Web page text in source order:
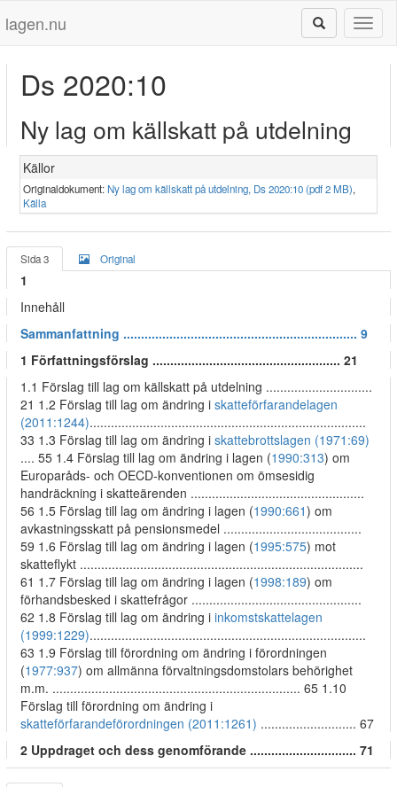
lagen.nu
Ds 2020:10
Ny lag om källskatt på utdelning
Källor
Originaldokument:Ny lag om källskatt på utdelning, Ds 2020:10 (pdf 2 MB),
Källa
Sida 3 Original
1
Innehåll
Sammanfattning .................................................................. 9
1 Författningsförslag ..................................................... 21
1.1 Förslag till lag om källskatt på utdelning ..............................
21 1.2 Förslag till lag om ändring i skatteförfarandelagen
(2011:1244)..............................................................................
33 1.3 Förslag till lag om ändring i skattebrottslagen (1971:69)
.... 55 1.4 Förslag till lag om ändring i lagen (1990:313) om
Europaråds- och OECD-konventionen om ömsesidig
handräckning i skatteärenden .................................................
56 1.5 Förslag till lag om ändring i lagen (1990:661) om
avkastningsskatt på pensionsmedel .......................................
59 1.6 Förslag till lag om ändring i lagen (1995:575) mot
skatteflykt ................................................................................
61 1.7 Förslag till lag om ändring i lagen (1998:189) om
förhandsbesked i skattefrågor ................................................
62 1.8 Förslag till lag om ändring i inkomstskattelagen
(1999:1229)..............................................................................
63 1.9 Förslag till förordning om ändring i förordningen
(1977:937) om allmänna förvaltningsdomstolars behörighet
m.m. ...................................................................... 65 1.10
Förslag till förordning om ändring i
skatteförfarandeförordningen (2011:1261) ........................... 67
2 Uppdraget och dess genomförande .............................. 71